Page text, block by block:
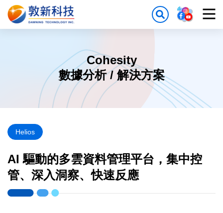
Cohesity
數據分析 / 解決方案
Helios
AI 驅動的多雲資料管理平台，集中控
管、深入洞察、快速反應